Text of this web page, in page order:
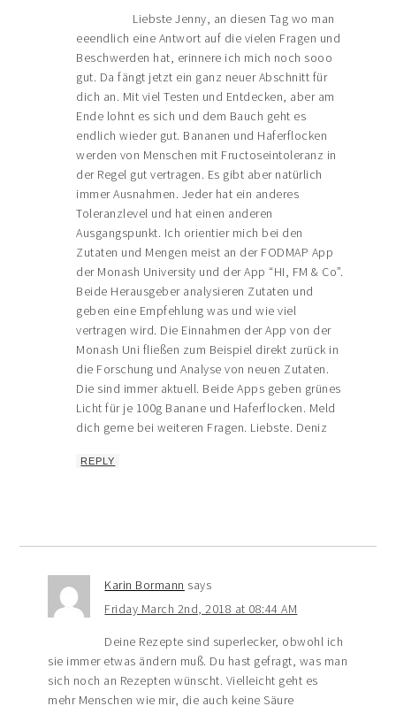
Liebste Jenny, an diesen Tag wo man
eeendlich eine Antwort auf die vielen Fragen und
Beschwerden hat, erinnere ich mich noch sooo
gut. Da fängt jetzt ein ganz neuer Abschnitt für
dich an. Mit viel Testen und Entdecken, aber am
Ende lohnt es sich und dem Bauch geht es
endlich wieder gut. Bananen und Haferflocken
werden von Menschen mit Fructoseintoleranz in
der Regel gut vertragen. Es gibt aber natürlich
immer Ausnahmen. Jeder hat ein anderes
Toleranzlevel und hat einen anderen
Ausgangspunkt. Ich orientier mich bei den
Zutaten und Mengen meist an der FODMAP App
der Monash University und der App “HI, FM & Co”.
Beide Herausgeber analysieren Zutaten und
geben eine Empfehlung was und wie viel
vertragen wird. Die Einnahmen der App von der
Monash Uni fließen zum Beispiel direkt zurück in
die Forschung und Analyse von neuen Zutaten.
Die sind immer aktuell. Beide Apps geben grünes
Licht für je 100g Banane und Haferflocken. Meld
dich gerne bei weiteren Fragen. Liebste. Deniz
REPLY
Karin Bormann says
Friday March 2nd, 2018 at 08:44 AM
Deine Rezepte sind superlecker, obwohl ich
sie immer etwas ändern muß. Du hast gefragt, was man
sich noch an Rezepten wünscht. Vielleicht geht es
mehr Menschen wie mir, die auch keine Säure